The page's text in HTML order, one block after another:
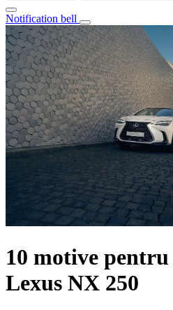
Notification bell
10 motive
Lexus NX 250